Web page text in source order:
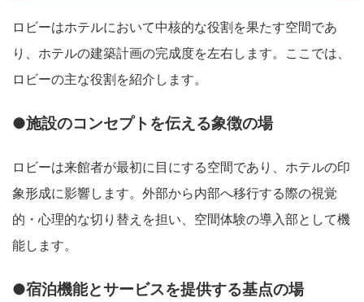
ロビーはホテルにおいて中核的な役割を果たす空間であ
り、ホテルの建築計画の完成度を左右します。ここでは、
ロビーの主な役割を紹介します。
●施設のコンセプトを伝える象徴の場
ロビーは来館者が最初に目にする空間であり、ホテルの印
象形成に影響します。外部から内部へ移行する際の視覚
的・心理的な切り替えを担い、空間体験の導入部として機
能します。
●宿泊機能とサービスを提供する基点の場